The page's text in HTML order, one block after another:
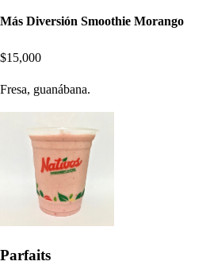
Más Diversión Smoothie Morango
$15,000
Fresa, guanábana.
Parfaits